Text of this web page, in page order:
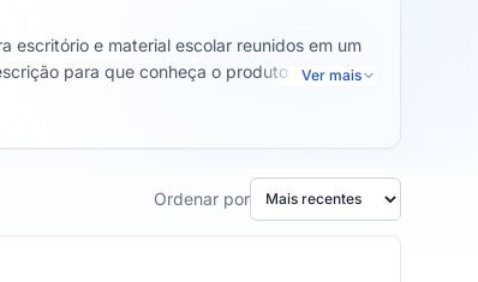
escritório e material escolar reunidos em um
para que conheça o produto antes de
Ver mais
Ordenar por